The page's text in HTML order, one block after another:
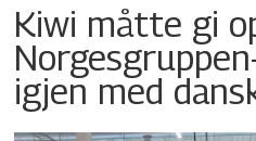
Kiwi måtte gi
igjen med